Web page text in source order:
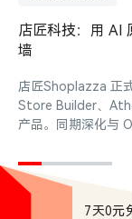
店匠科技：用 AI
墙
店匠Shoplazza 正
Store Builder、
产品。同期深化与
可。
7天0元